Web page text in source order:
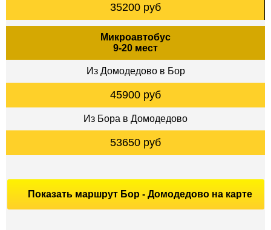
35200 руб
Микроавтобус
9-20 мест
Из Домодедово в Бор
45900 руб
Из Бора в Домодедово
53650 руб
Показать маршрут Бор - Домодедово на карте